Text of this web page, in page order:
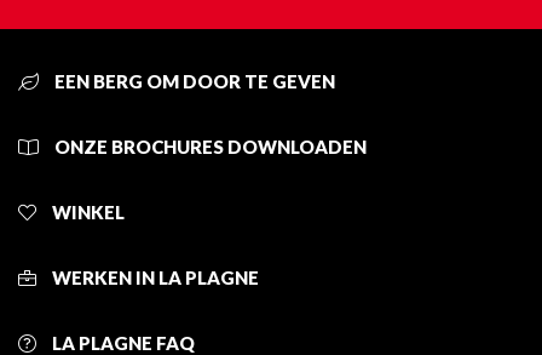
EEN BERG OM DOOR TE GEVEN
ONZE BROCHURES DOWNLOADEN
WINKEL
WERKEN IN LA PLAGNE
LA PLAGNE FAQ